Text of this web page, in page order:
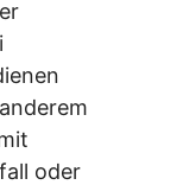
oder